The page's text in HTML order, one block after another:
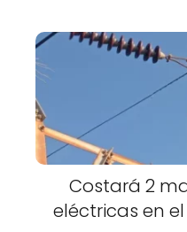
Costará 2
eléctricas en